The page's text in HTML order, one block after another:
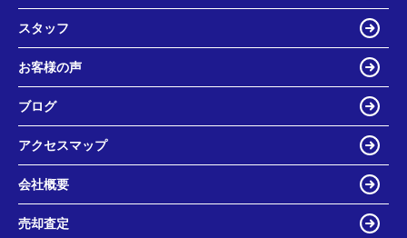
スタッフ
お客様の声
ブログ
アクセスマップ
会社概要
売却査定